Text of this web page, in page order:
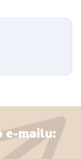
e-mailu: